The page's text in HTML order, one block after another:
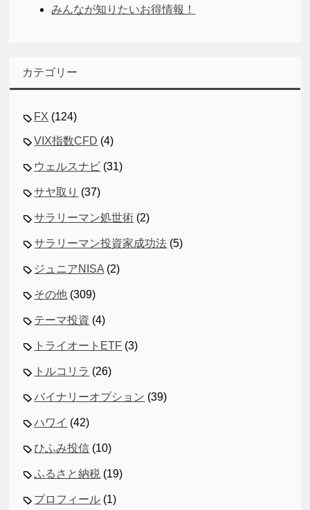
みんなが知りたいお得情報！
カテゴリー
FX (124)
VIX指数CFD (4)
ウェルスナビ (31)
サヤ取り (37)
サラリーマン処世術 (2)
サラリーマン投資家成功法 (5)
ジュニアNISA (2)
その他 (309)
テーマ投資 (4)
トライオートETF (3)
トルコリラ (26)
バイナリーオプション (39)
ハワイ (42)
ひふみ投信 (10)
ふるさと納税 (19)
プロフィール (1)